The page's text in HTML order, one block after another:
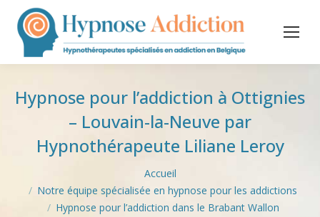
Hypnose pour l’addiction à Ottignies
– Louvain-la-Neuve par
Hypnothérapeute Liliane Leroy
Accueil
Notre équipe spécialisée en hypnose pour les addictions
Hypnose pour l’addiction dans le Brabant Wallon